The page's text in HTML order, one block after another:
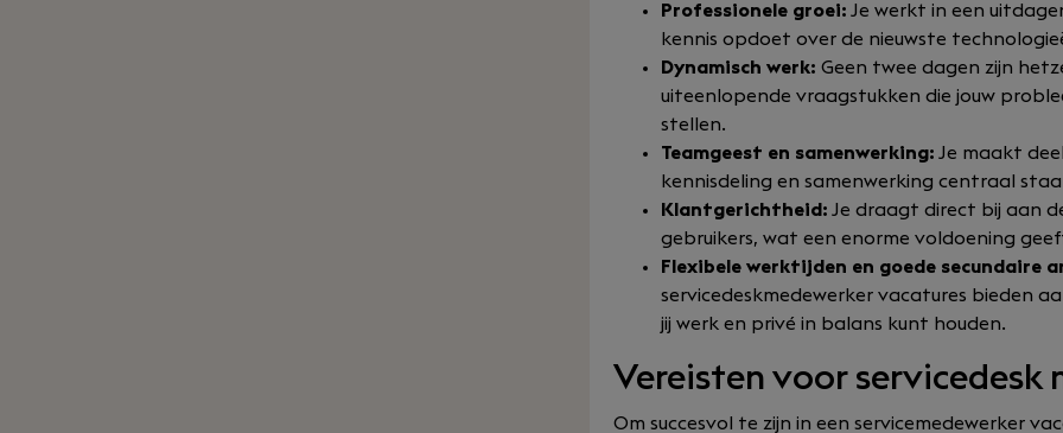
Professionele groei: Je werkt in een
kennis opdoet over de nieuwste
Dynamisch werk: Geen twee dagen zijn
uiteenlopende vraagstukken die jouw
stellen.
Teamgeest en samenwerking: Je maakt
kennisdeling en samenwerking centraal
Klantgerichtheid: Je draagt direct bij aan
gebruikers, wat een enorme voldoening
Flexibele werktijden en goede secundaire
servicedeskmedewerker vacatures bieden
jij werk en privé in balans kunt houden.
Vereisten voor servicedesk
Om succesvol te zijn in een servicemedewerker